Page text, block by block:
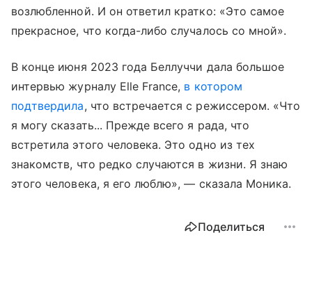
возлюбленной. И он ответил кратко: «Это самое
прекрасное, что когда-либо случалось со мной».
В конце июня 2023 года Беллуччи дала большое
интервью журналу Elle France, в котором
подтвердила, что встречается с режиссером. «Что
я могу сказать... Прежде всего я рада, что
встретила этого человека. Это одно из тех
знакомств, что редко случаются в жизни. Я знаю
этого человека, я его люблю», — сказала Моника.
Поделиться